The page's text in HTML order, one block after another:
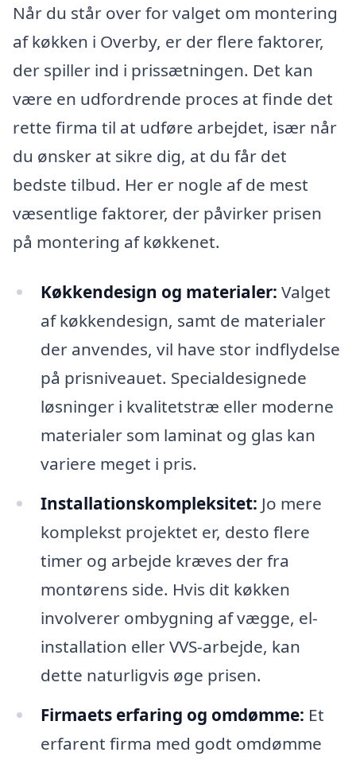
Når du står over for valget om montering
af køkken i Overby, er der flere faktorer,
der spiller ind i prissætningen. Det kan
være en udfordrende proces at finde det
rette firma til at udføre arbejdet, især når
du ønsker at sikre dig, at du får det
bedste tilbud. Her er nogle af de mest
væsentlige faktorer, der påvirker prisen
på montering af køkkenet.
Køkkendesign og materialer: Valget
af køkkendesign, samt de materialer
der anvendes, vil have stor indflydelse
på prisniveauet. Specialdesignede
løsninger i kvalitetstræ eller moderne
materialer som laminat og glas kan
variere meget i pris.
Installationskompleksitet: Jo mere
komplekst projektet er, desto flere
timer og arbejde kræves der fra
montørens side. Hvis dit køkken
involverer ombygning af vægge, el-
installation eller VVS-arbejde, kan
dette naturligvis øge prisen.
Firmaets erfaring og omdømme: Et
erfarent firma med godt omdømme